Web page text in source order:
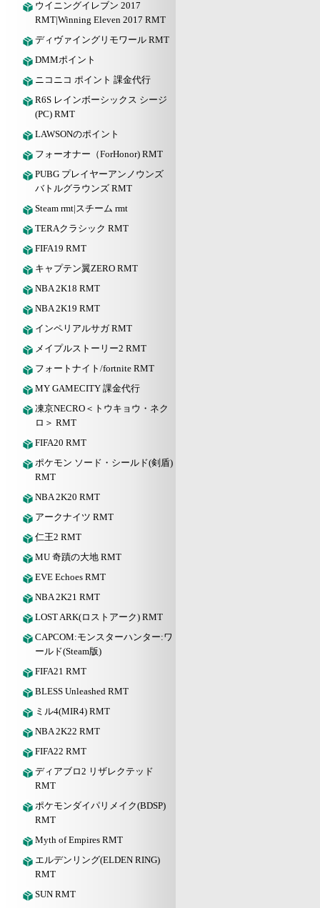
ウイニングイレブン 2017
RMT|Winning Eleven 2017 RMT
ディヴァイングリモワール RMT
DMMポイント
ニコニコ ポイント 課金代行
R6S レインボーシックス シージ
(PC) RMT
LAWSONのポイント
フォーオナー（ForHonor) RMT
PUBG プレイヤーアンノウンズ
バトルグラウンズ RMT
Steam rmt|スチーム rmt
TERAクラシック RMT
FIFA19 RMT
キャプテン翼ZERO RMT
NBA 2K18 RMT
NBA 2K19 RMT
インペリアルサガ RMT
メイプルストーリー2 RMT
フォートナイト/fortnite RMT
MY GAMECITY 課金代行
凍京NECRO＜トウキョウ・ネク
ロ＞ RMT
FIFA20 RMT
ポケモン ソード・シールド(剣盾)
RMT
NBA 2K20 RMT
アークナイツ RMT
仁王2 RMT
MU 奇蹟の大地 RMT
EVE Echoes RMT
NBA 2K21 RMT
LOST ARK(ロストアーク) RMT
CAPCOM:モンスターハンター:ワ
ールド(Steam版)
FIFA21 RMT
BLESS Unleashed RMT
ミル4(MIR4) RMT
NBA 2K22 RMT
FIFA22 RMT
ディアブロ2 リザレクテッド
RMT
ポケモンダイパリメイク(BDSP)
RMT
Myth of Empires RMT
エルデンリング(ELDEN RING)
RMT
SUN RMT